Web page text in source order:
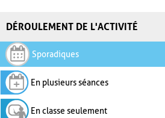
DÉROULEMENT DE L'ACTIVITÉ
Sporadiques
En plusieurs séances
En classe seulement